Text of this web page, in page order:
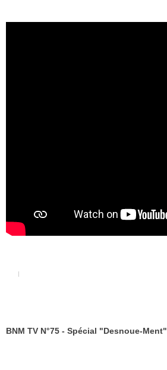
BNM TV N°75 - Spécial "Desnoue-Ment"